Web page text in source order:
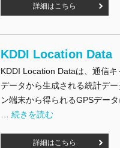
詳細はこちら
KDDI Location Data
KDDI Location Dataは、通信
データから生成される統計デ
ン端末から得られるGPSデー
…"KDDI Location Data" の
続きを読む
詳細はこちら